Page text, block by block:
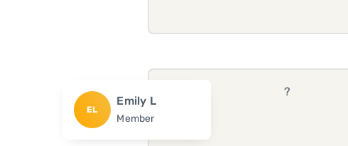
EL
Emily L
Member
?